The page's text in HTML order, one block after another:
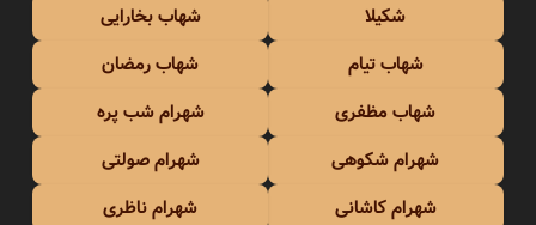
شکیلا
شهاب بخارایی
شهاب تیام
شهاب رمضان
شهاب مظفری
شهرام شب پره
شهرام شکوهی
شهرام صولتی
شهرام کاشانی
شهرام ناظری